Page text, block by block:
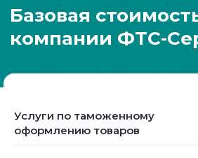
Услуги по таможенному
оформлению товаров